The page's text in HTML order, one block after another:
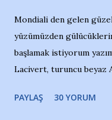
Mondiali den gelen
yüzümüzden
başlamak istiyorum
Lacivert, turuncu beyaz
irkildim.. "Bursasporlu
PAYLAŞ 30 YORUM